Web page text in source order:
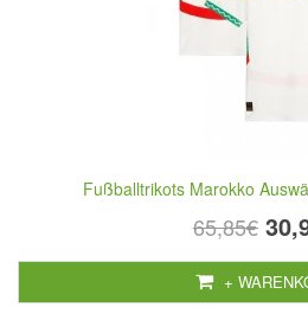
Fußballtrikots Marokko
65,85€
+